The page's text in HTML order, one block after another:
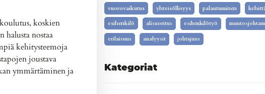
koskien
halusta nostaa
kehitysteemoja
joustava
ymmärtäminen ja
vuorovaikutus yhteisöllisyys palautuminen
esihenkilö
alisuoritus esihenkilötyö
erilaisuus analyysit johtajuus
Kategoriat